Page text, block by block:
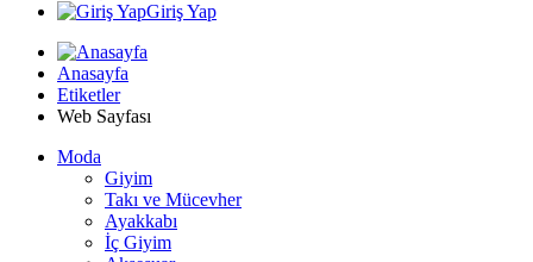
Giriş Yap
Anasayfa
Etiketler
Web Sayfası
Moda
Giyim
Takı ve Mücevher
Ayakkabı
İç Giyim